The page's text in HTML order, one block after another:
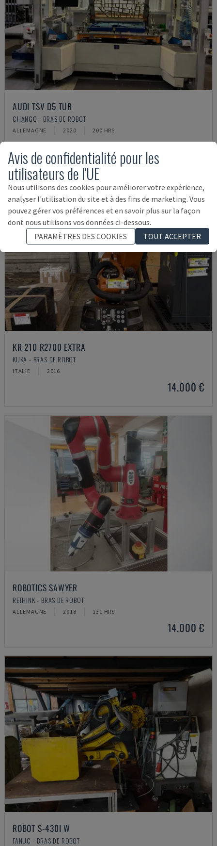
AUDI TSV D5 TÜR
CHANGO - BRAS DE ROBOT
ALLEMAGNE 2020 200 HRS
62.000 €
KR 210 R2700 EXTRA
KUKA - BRAS DE ROBOT
ITALIE 2016
14.000 €
ROBOTICS SAWYER
RETHINK - BRAS DE ROBOT
ALLEMAGNE 2018 131 HRS
14.000 €
ROBOT S-430I W
FANUC - BRAS DE ROBOT
Avis de confidentialité pour les
utilisateurs de l'UE
Nous utilisons des cookies pour améliorer votre expérience,
analyser l'utilisation du site et à des fins de marketing. Vous
pouvez gérer vos préférences et en savoir plus sur la façon
dont nous utilisons vos données ci-dessous.
PARAMÈTRES DES COOKIES
TOUT ACCEPTER